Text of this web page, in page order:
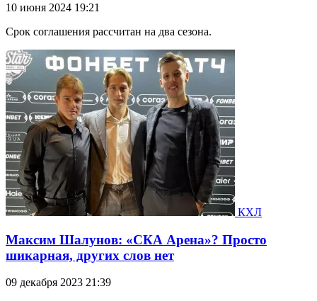
10 июня 2024 19:21
Срок соглашения рассчитан на два сезона.
КХЛ
Максим Шалунов: «СКА Арена»? Просто
шикарная, других слов нет
09 декабря 2023 21:39